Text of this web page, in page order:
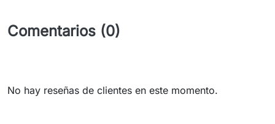
Comentarios (0)
No hay reseñas de clientes en este momento.